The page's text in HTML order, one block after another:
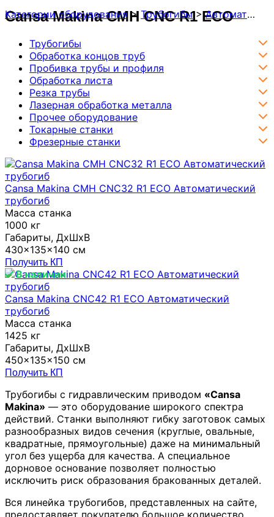
Категории оборудования>Трубогибы>Автоматические трубогибы с ЧПУ
Cansa Makina CMH CNC R1 ECO
Трубогибы
Обработка концов труб
Пробивка трубы и профиля
Обработка листа
Резка трубы
Лазерная обработка металла
Прочее оборудование
Токарные станки
Фрезерные станки
Cansa Makina CMH СNC32 R1 ECO Автоматический
трубогиб
Масса станка
1000 кг
Габариты, ДхШxB
430x135x140 см
Получить КП
В наличии
Cansa Makina CNC42 R1 ECO Автоматический
трубогиб
Масса станка
1425 кг
Габариты, ДхШxB
450x135x150 см
Получить КП
Трубогибы с гидравлическим приводом «Cansa
Makina» — это оборудование широкого спектра
действий. Станки выполняют гибку заготовок самых
разнообразных видов сечения (круглые, овальные,
квадратные, прямоугольные) даже на минимальный
угол без ущерба для качества. А специальное
дорновое основание позволяет полностью
исключить риск образования бракованных деталей.
Вся линейка трубогибов, представленных на сайте,
предоставляет покупателю большое количество